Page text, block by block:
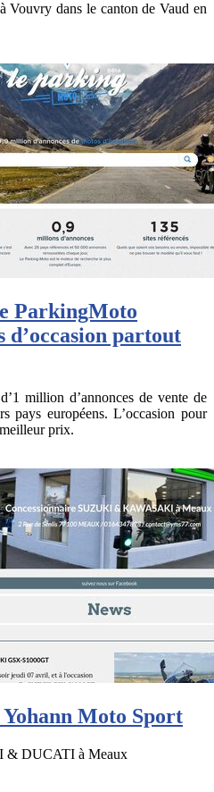
Vouvry dans le canton de Vaud en
ParkingMoto
d’occasion partout
million d’annonces de vente de
pays européens. L’occasion pour
prix.
Moto Sport
& DUCATI à Meaux